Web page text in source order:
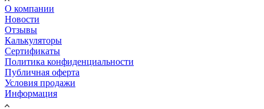
О компании
Новости
Отзывы
Калькуляторы
Сертификаты
Политика конфиденциальности
Публичная оферта
Условия продажи
Информация